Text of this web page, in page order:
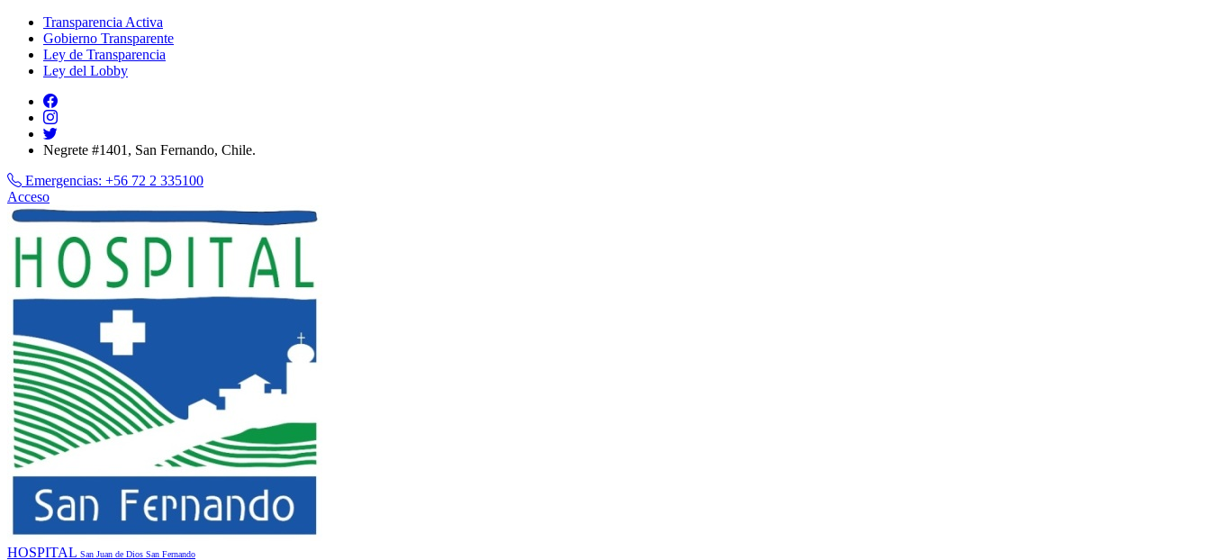
Transparencia Activa
Gobierno Transparente
Ley de Transparencia
Ley del Lobby
Negrete #1401, San Fernando, Chile.
Emergencias: +56 72 2 335100
Acceso
HOSPITAL San Juan de Dios San Fernando